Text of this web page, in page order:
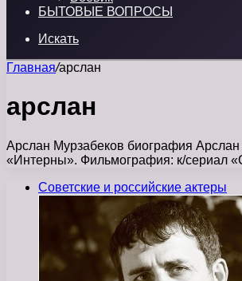
БЫТОВЫЕ ВОПРОСЫ
Искать
Главная/арслан
арслан
Арслан Мурзабеков биография Арслан
«Интерны». Фильмография: к/сериал
Советские и российские актеры